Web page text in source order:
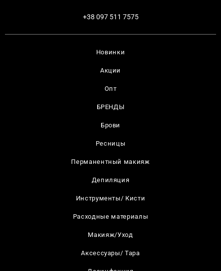
Новинки
Акции
Опт
БРЕНДЫ
Брови
Ресницы
Перманентный макияж
Депиляция
Инструменты/ Кисти
Расходные материалы
Макияж/Уход
Аксессуары/ Тара
+38 097 511 7575